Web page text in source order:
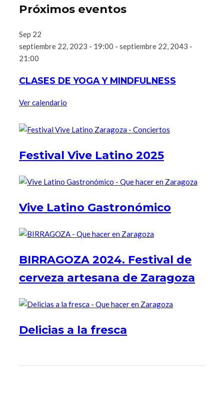
Próximos eventos
Sep 22
septiembre 22, 2023 - 19:00 - septiembre 22, 2043 -
21:00
CLASES DE YOGA Y MINDFULNESS
Ver calendario
Festival Vive Latino 2025
Vive Latino Gastronómico
BIRRAGOZA 2024. Festival de
cerveza artesana de Zaragoza
Delicias a la fresca